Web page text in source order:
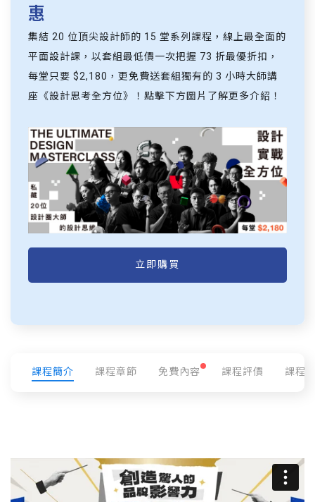
課程簡介 課程章節 免費內容 課程評價 課程
惠
集結 20 位頂尖設計師的 15 堂系列課程，線上最全面的
平面設計課，以套組最低價一次把握 73 折最優折扣，
每堂只要 $2,180，更免費送套組獨有的 3 小時大師講
座《設計思考全方位》！點擊下方圖片了解更多介紹！
立即購買